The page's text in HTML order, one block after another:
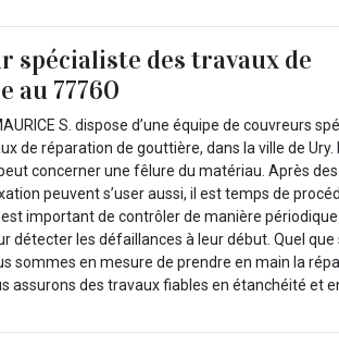
spécialiste des travaux de
au 77760
S. dispose d’une équipe de couvreurs
de réparation de gouttière, dans la ville de Ury.
concerner une fêlure du matériau. Après des
peuvent s’user aussi, il est temps de
important de contrôler de manière périodique
détecter les défaillances à leur début. Quel que
sommes en mesure de prendre en main la
assurons des travaux fiables en étanchéité et